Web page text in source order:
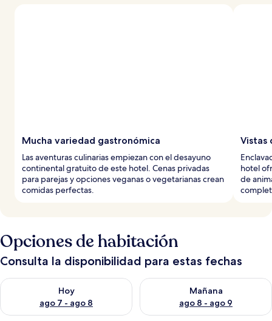
Mucha variedad gastronómica
Las aventuras culinarias empiezan con el desayuno
continental gratuito de este hotel. Cenas privadas
para parejas y opciones veganas o vegetarianas crean
comidas perfectas.
Vistas
hotel
de
Opciones de habitación
Consulta la disponibilidad para estas fechas
Hoy
ago 7 - ago 8
Consulta la disponibilidad para hoy ago 7 - ago 8
Mañana
ago 8 - ago 9
Consulta la disponibilidad